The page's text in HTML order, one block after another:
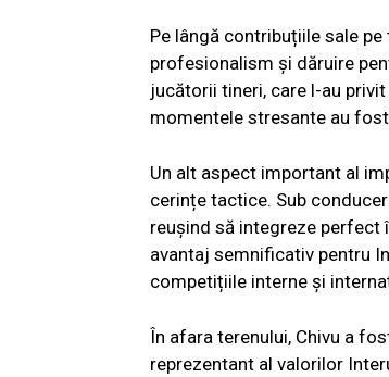
Pe lângă contribuțiile sale
profesionalism și dăruire
jucătorii tineri, care l-au
momentele stresante au
Un alt aspect important al
cerințe tactice. Sub
reușind să integreze perfect
avantaj semnificativ pentru
competițiile interne și
În afara terenului, Chivu a
reprezentant al valorilor